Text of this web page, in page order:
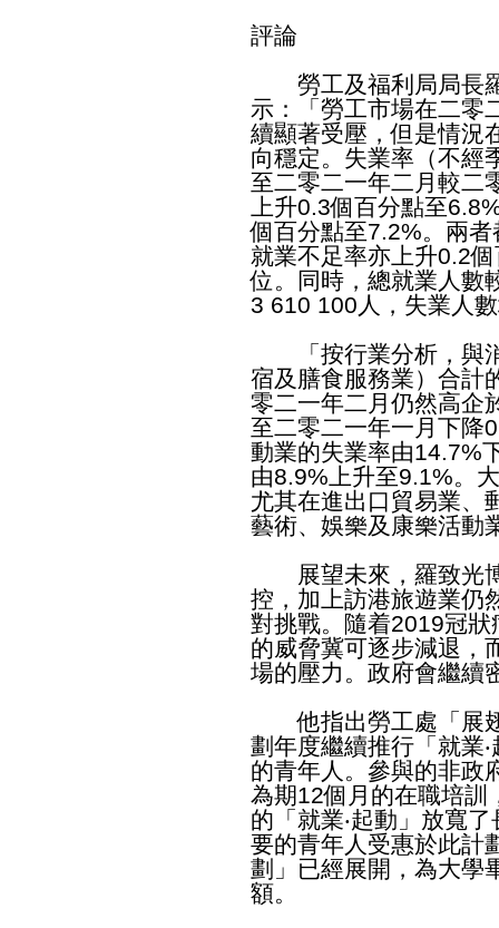
評論
勞工及福利局局長羅
示：「勞工市場在二零
續顯著受壓，但是情況
向穩定。失業率（不經
至二零二一年二月較二
上升0.3個百分點至
個百分點至7.2%。兩
就業不足率亦上升0.2
位。同時，總就業人數
3 610 100人，失業人
「按行業分析，與消
宿及膳食服務業）合計
零二一年二月仍然高企
至二零二一年一月下降
動業的失業率由14.7%
由8.9%上升至9.1%。
尤其在進出口貿易業、
藝術、娛樂及康樂活動
展望未來，羅致光博
控，加上訪港旅遊業仍
對挑戰。隨着2019冠
的威脅冀可逐步減退，
場的壓力。政府會繼續
他指出勞工處「展翅
劃年度繼續推行「就業
的青年人。參與的非政
為期12個月的在職培訓
的「就業‧起動」放寬
要的青年人受惠於此計
劃」已經展開，為大學
額。